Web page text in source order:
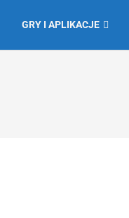
GRY I APLIKACJE